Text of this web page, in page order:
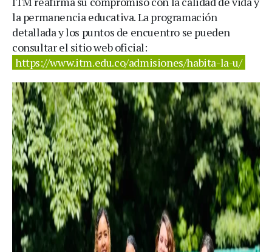
la permanencia educativa. La programación
detallada y los puntos de encuentro se pueden
consultar el sitio web oficial:
https://www.itm.edu.co/admisiones/habita-la-u/